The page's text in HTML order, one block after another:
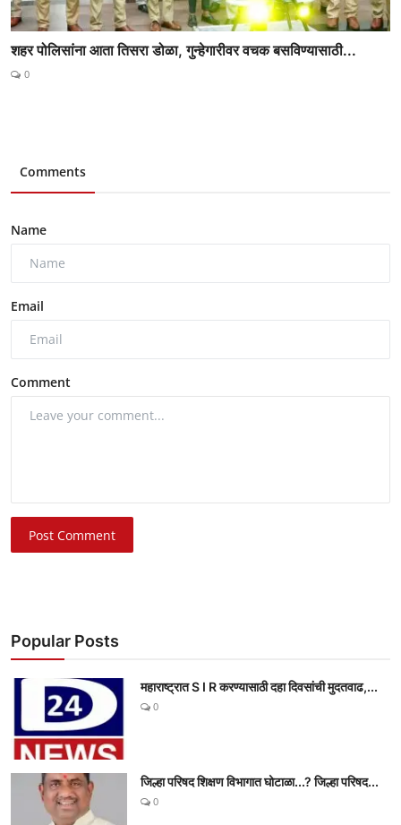
शहर पोलिसांना आता तिसरा डोळा, गुन्हेगारीवर वचक बसविण्यासाठी...
0
Comments
Name
Email
Comment
Post Comment
Popular Posts
महाराष्ट्रात S I R करण्यासाठी दहा दिवसांची मुदतवाढ,...
0
जिल्हा परिषद शिक्षण विभागात घोटाळा...? जिल्हा परिषद...
0